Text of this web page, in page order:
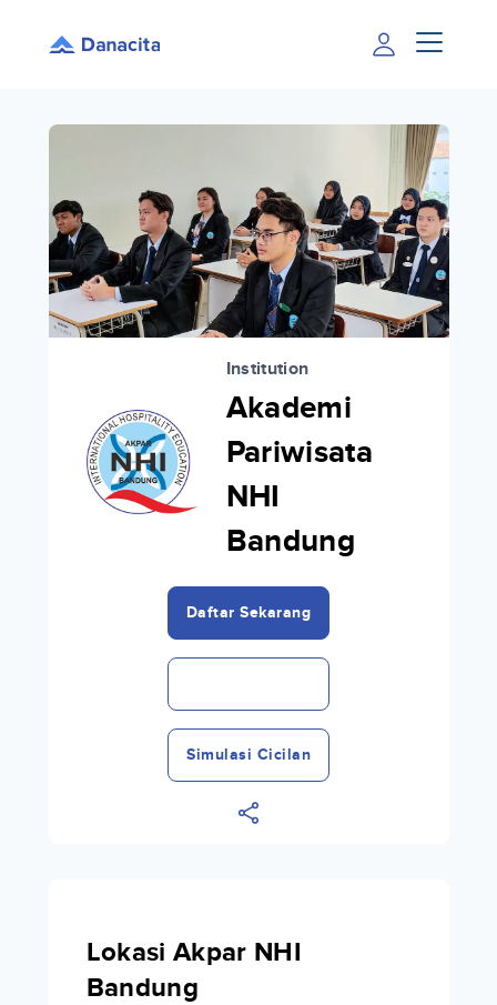
Institution
Akademi
Pariwisata
NHI
Bandung
Daftar Sekarang
Simulasi Cicilan
Lokasi Akpar NHI
Bandung